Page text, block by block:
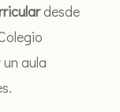
desde
aula